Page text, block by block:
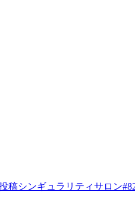
稿シンギュラリティサロン